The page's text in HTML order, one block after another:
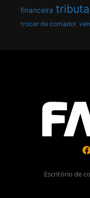
financeira
trocar de contador
Escritório de